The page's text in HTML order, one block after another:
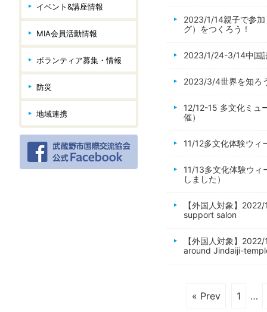
イベント&講座情報
MIA会員活動情報
ボランティア募集・情報
防災
地域連携
2023/1/14親子で参加
グ）をつくろう！
2023/1/24-3/14中国
2023/3/4世界を知ろ
12/12-15 多文化ミュ
催）
11/12多文化体験ウ
11/13多文化体験ウ
しました）
【外国人対象】
support salon
【外国人対象】
around Jindaiji-
« Prev 1 …